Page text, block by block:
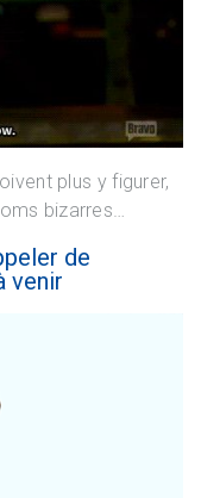
plus y figurer,
bizarres…
de
venir